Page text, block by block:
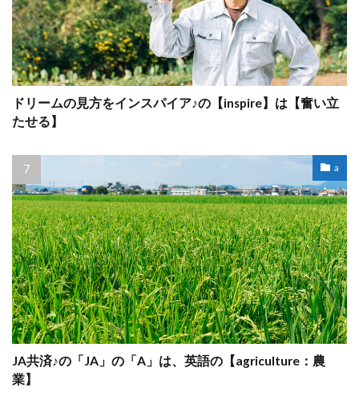
ドリームの見方をインスパイア♪の【inspire】は【奮い立
たせる】
a
JA共済♪の「JA」の「A」は、英語の【agriculture：農
業】